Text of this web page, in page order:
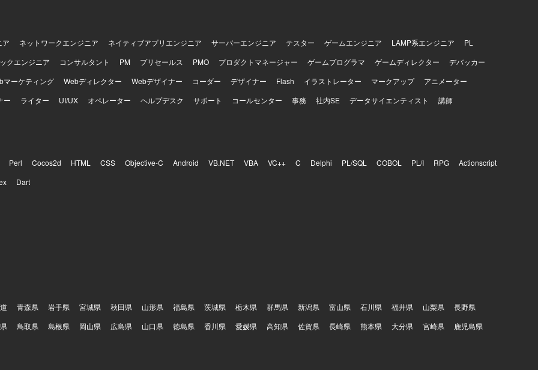
ア ネットワークエンジニア ネイティブアプリエンジニア サーバーエンジニア テスター ゲームエンジニア LAMP系エンジニア
PL
クエンジニア
コンサルタント PM プリセールス PMO プロダクトマネージャー ゲームプログラマ ゲームディレクター
デバッカー
マーケティング
Webディレクター Webデザイナー コーダー デザイナー Flash イラストレーター マークアップ
アニメーター
ー
ライター UI/UX オペレーター ヘルプデスク サポート コールセンター 事務 社内SE データサイエンティスト 講師
Perl Cocos2d HTML CSS Objective-C Android VB.NET VBA VC++ C Delphi PL/SQL COBOL PL/I RPG
Actionscript
Dart
青森県 岩手県 宮城県 秋田県 山形県 福島県 茨城県 栃木県 群馬県 新潟県 富山県 石川県 福井県 山梨県
長野県
鳥取県 島根県 岡山県 広島県 山口県 徳島県 香川県 愛媛県 高知県 佐賀県 長崎県 熊本県 大分県 宮崎県 鹿児島県